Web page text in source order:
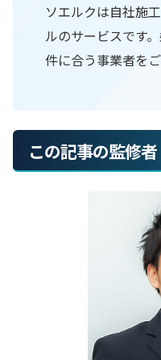
ソエルクは自社施
ルのサービスです
件に合う事業者をご
この記事の監修者